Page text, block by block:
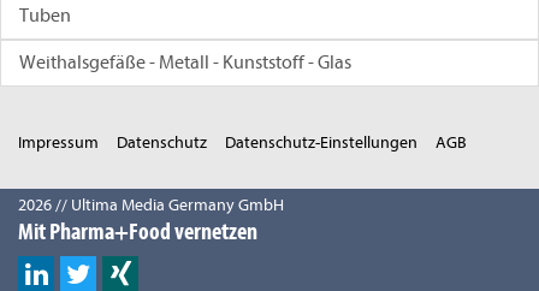
Tuben
Weithalsgefäße - Metall - Kunststoff - Glas
Impressum Datenschutz Datenschutz-Einstellungen AGB
2026 // Ultima Media Germany GmbH
Mit Pharma+Food vernetzen